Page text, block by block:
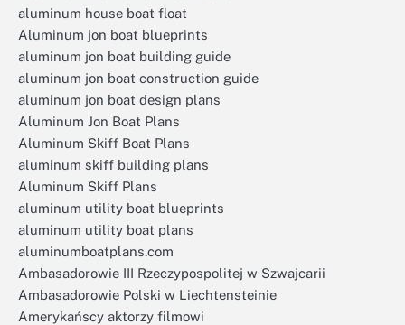
aluminum house boat float
Aluminum jon boat blueprints
aluminum jon boat building guide
aluminum jon boat construction guide
aluminum jon boat design plans
Aluminum Jon Boat Plans
Aluminum Skiff Boat Plans
aluminum skiff building plans
Aluminum Skiff Plans
aluminum utility boat blueprints
aluminum utility boat plans
aluminumboatplans.com
Ambasadorowie III Rzeczypospolitej w Szwajcarii
Ambasadorowie Polski w Liechtensteinie
Amerykańscy aktorzy filmowi